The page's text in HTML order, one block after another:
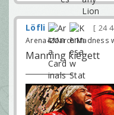
Löfli 24
Arena4 March Madness
Manning kiégett